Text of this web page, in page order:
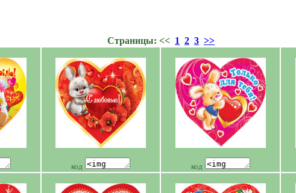
Страницы: << 1 2 3 >>
код код